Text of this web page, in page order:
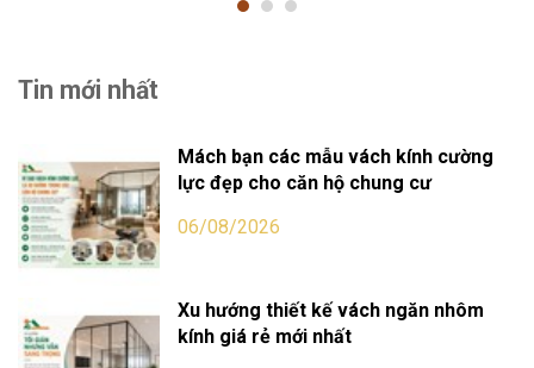
Tin mới nhất
Mách bạn các mẫu vách kính cường
lực đẹp cho căn hộ chung cư
06/08/2026
Xu hướng thiết kế vách ngăn nhôm
kính giá rẻ mới nhất